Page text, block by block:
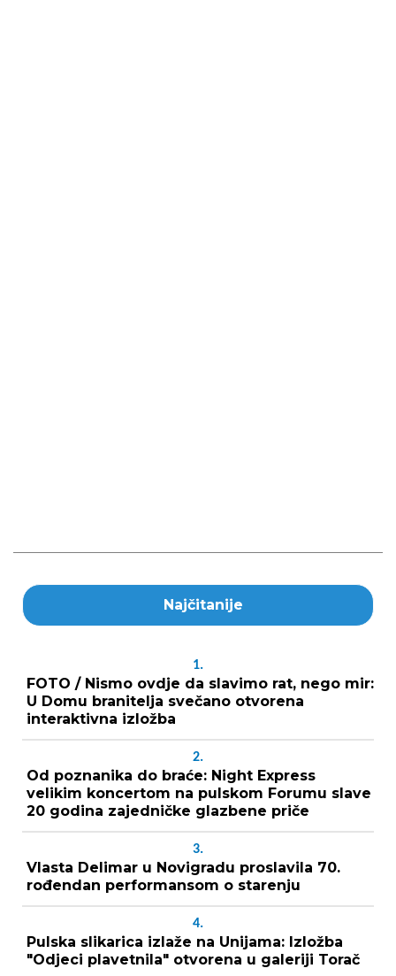
Najčitanije
1.
FOTO / Nismo ovdje da slavimo rat, nego mir:
U Domu branitelja svečano otvorena
interaktivna izložba
2.
Od poznanika do braće: Night Express
velikim koncertom na pulskom Forumu slave
20 godina zajedničke glazbene priče
3.
Vlasta Delimar u Novigradu proslavila 70.
rođendan performansom o starenju
4.
Pulska slikarica izlaže na Unijama: Izložba
"Odjeci plavetnila" otvorena u galeriji Torač